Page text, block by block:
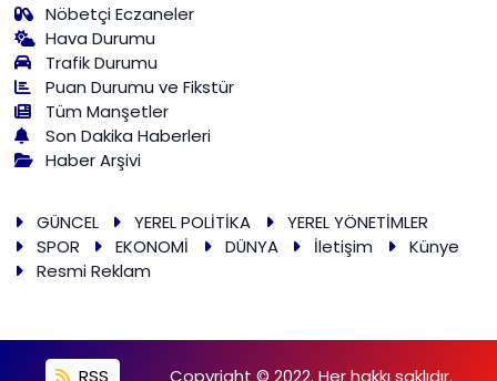
Nöbetçi Eczaneler
Hava Durumu
Trafik Durumu
Puan Durumu ve Fikstür
Tüm Manşetler
Son Dakika Haberleri
Haber Arşivi
GÜNCEL YEREL POLİTİKA
YEREL YÖNETİMLER
SPOR
EKONOMİ DÜNYA İletişim
Künye
Resmi Reklam
RSS Copyright © 2022. Her hakkı saklıdır.